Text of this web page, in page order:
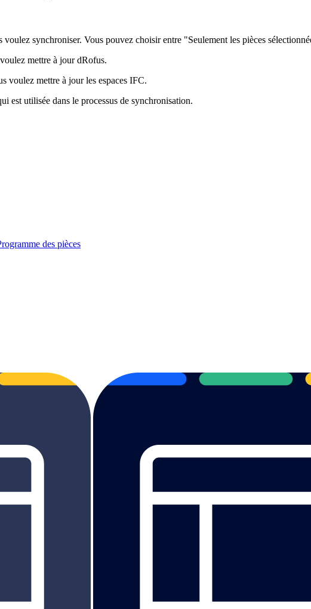
synchroniser. Vous pouvez choisir entre "Seulement les pièces
mettre à jour dRofus.
voulez mettre à jour les espaces IFC.
utilisée dans le processus de synchronisation.
des pièces